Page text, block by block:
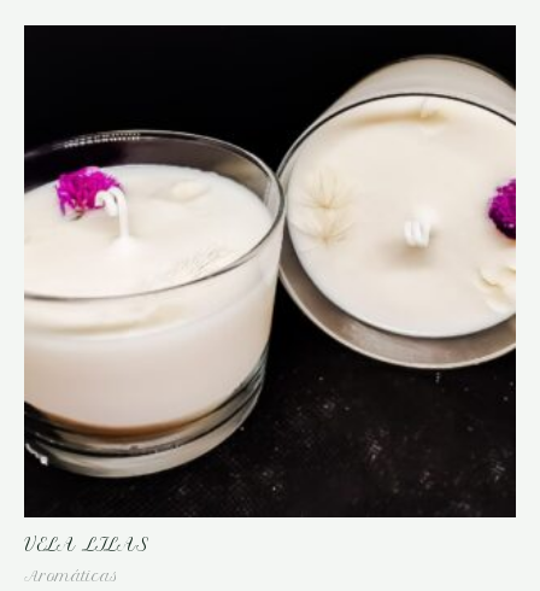
VELA LILAS
Aromáticas